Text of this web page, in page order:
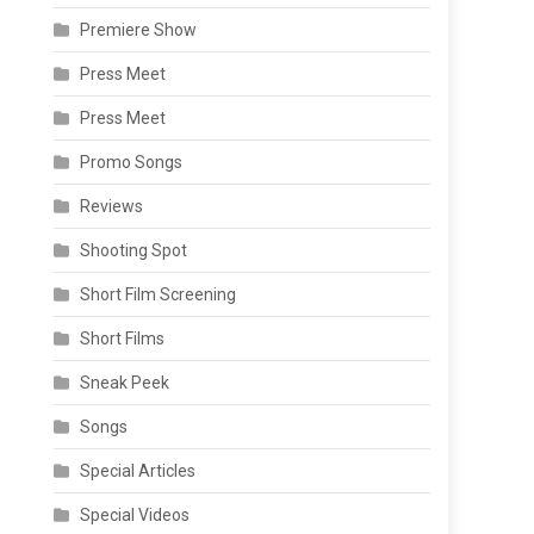
Premiere Show
Press Meet
Press Meet
Promo Songs
Reviews
Shooting Spot
Short Film Screening
Short Films
Sneak Peek
Songs
Special Articles
Special Videos